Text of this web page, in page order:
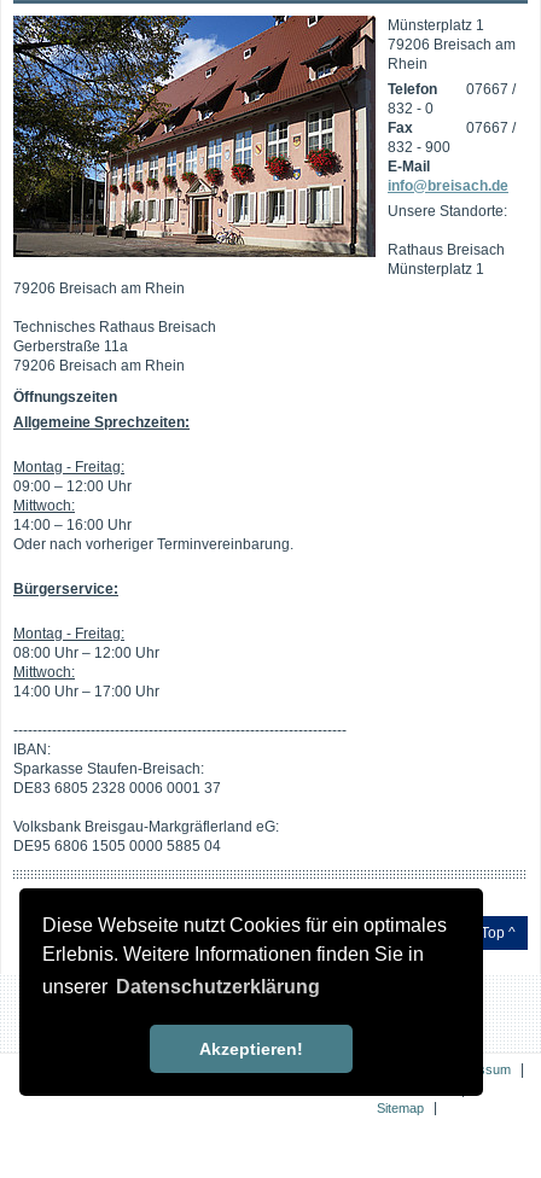
Diese Webseite nutzt Cookies für ein optimales
Erlebnis. Weitere Informationen finden Sie in
unserer Datenschutzerklärung
Akzeptieren!
Münsterplatz 1
79206 Breisach am
Rhein
Telefon
07667 /
832 - 0
Fax
07667 /
832 - 900
E-Mail
info@breisach.de
Unsere Standorte:
Rathaus Breisach
Münsterplatz 1
79206 Breisach am Rhein
Technisches Rathaus Breisach
Gerberstraße 11a
79206 Breisach am Rhein
Öffnungszeiten
Allgemeine Sprechzeiten:
Montag - Freitag:
09:00 – 12:00 Uhr
Mittwoch:
14:00 – 16:00 Uhr
Oder nach vorheriger Terminvereinbarung.
Bürgerservice:
Montag - Freitag:
08:00 Uhr – 12:00 Uhr
Mittwoch:
14:00 Uhr – 17:00 Uhr
---------------------------------------------------------------------
IBAN:
Sparkasse Staufen-Breisach:
DE83 6805 2328 0006 0001 37
Volksbank Breisgau-Markgräflerland eG:
DE95 6806 1505 0000 5885 04
Top ^
Impressum
Sitemap